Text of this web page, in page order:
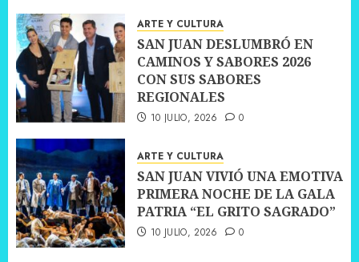
ARTE Y CULTURA
SAN JUAN DESLUMBRÓ EN
CAMINOS Y SABORES 2026
CON SUS SABORES
REGIONALES
10 JULIO, 2026 0
ARTE Y CULTURA
SAN JUAN VIVIÓ UNA EMOTIVA
PRIMERA NOCHE DE LA GALA
PATRIA “EL GRITO SAGRADO”
10 JULIO, 2026 0